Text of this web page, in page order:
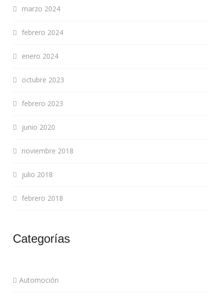
marzo 2024
febrero 2024
enero 2024
octubre 2023
febrero 2023
junio 2020
noviembre 2018
julio 2018
febrero 2018
Categorías
Automoción